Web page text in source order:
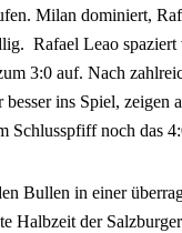
Milan dominiert,
Rafael Leao
3:0 auf. Nach
ins Spiel, zeigen
Schlusspfiff noch das
Bullen in einer
Halbzeit der